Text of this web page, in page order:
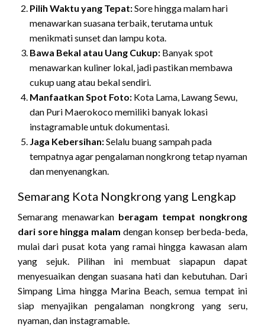
Pilih Waktu yang Tepat:Sore hingga malam hari
menawarkan suasana terbaik, terutama untuk
menikmati sunset dan lampu kota.
Bawa Bekal atau Uang Cukup: Banyak spot
menawarkan kuliner lokal, jadi pastikan membawa
cukup uang atau bekal sendiri.
Manfaatkan Spot Foto: Kota Lama, Lawang Sewu,
dan Puri Maerokoco memiliki banyak lokasi
instagramable untuk dokumentasi.
Jaga Kebersihan:Selalu buang sampah pada
tempatnya agar pengalaman nongkrong tetap nyaman
dan menyenangkan.
Semarang Kota Nongkrong yang Lengkap
Semarang menawarkan beragam tempat nongkrong
dari sore hingga malam dengan konsep berbeda-beda,
mulai dari pusat kota yang ramai hingga kawasan alam
yang sejuk. Pilihan ini membuat siapapun dapat
menyesuaikan dengan suasana hati dan kebutuhan. Dari
Simpang Lima hingga Marina Beach, semua tempat ini
siap menyajikan pengalaman nongkrong yang seru,
nyaman, dan instagramable.